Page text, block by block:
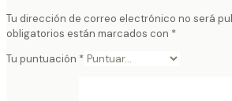
Tu dirección de correo electrónico no será
obligatorios están marcados con *
Tu puntuación *